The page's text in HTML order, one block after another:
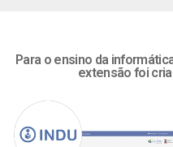
Para o ensino da
extensão foi